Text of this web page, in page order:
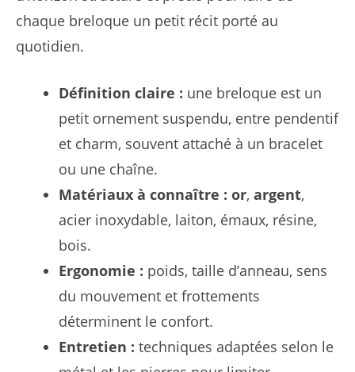
chaque breloque un petit récit porté au
quotidien.
Définition claire : une breloque est un
petit ornement suspendu, entre pendentif
et charm, souvent attaché à un bracelet
ou une chaîne.
Matériaux à connaître : or, argent,
acier inoxydable, laiton, émaux, résine,
bois.
Ergonomie : poids, taille d’anneau, sens
du mouvement et frottements
déterminent le confort.
Entretien : techniques adaptées selon le